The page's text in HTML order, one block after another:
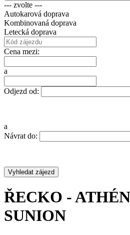
--- zvolte ---
Autokarová doprava
Kombinovaná doprava
Letecká doprava
Cena mezi:
a
Odjezd od:
a
Návrat do:
ŘECKO -
SUNION